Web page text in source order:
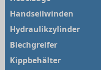
Handseilwinden
Hydraulikzylinder
Blechgreifer
Kippbehälter